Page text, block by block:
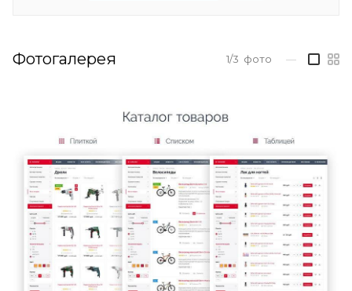
Фотогалерея 1/3 фото —